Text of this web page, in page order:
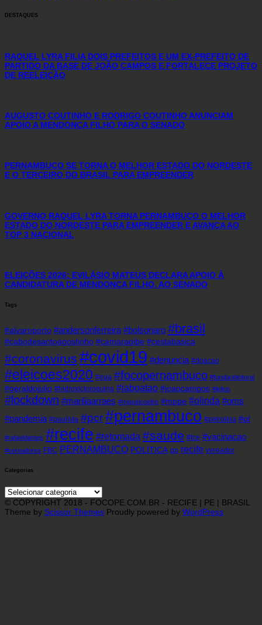
DESTAQUES
RAQUEL LYRA FILIA DOIS PREFEITOS E UM EX-PREFEITO DE
PARTIDO DA BASE DE JOÃO CAMPOS E FORTALECE PROJETO
DE REELEIÇÃO
AUGUSTO COUTINHO E RODRIGO COUTINHO ANUNCIAM
APOIO A MENDONÇA FILHO PARA O SENADO
PERNAMBUCO SE TORNA O MELHOR ESTADO DO NORDESTE
E O TERCEIRO DO BRASIL PARA EMPREENDER
GOVERNO RAQUEL LYRA TORNA PERNAMBUCO O MELHOR
ESTADO DO NORDESTE PARA EMPREENDER E AVANÇA AO
TOP 3 NACIONAL
ELEIÇÕES 2026: EVILÁSIO MATEUS DECLARA APOIO À
CANDIDATURA DE MENDONÇA FILHO, AO SENADO
Tags
#alvaroporto #andersonferreira #bolsonaro #brasil
#cabodesantoagostinho #camaragibe #cestabasica
#coronavirus #covid19 #denuncia #doacao
#eleicoes2020 #eua #focopernambuco #fundaoeleitoral
#geraldojulio #hidroxicloroquina #jaboatao #joaocampos #leitos
#lockdown #mariliaarraes #miguelcoelho #mppe #olinda #oms
#pandemia #paulista #pcr#pernambuco #petrolina #pt
#rafaeldantas #recife #retomada #saude #tce #vacinacao
#vereadores FBC PERNAMBUCO POLÍTICA pp recife vereador
Categorias
Categorias
© COPYRIGHT 2018 - FOCOPE.COM.BR - RECIFE | PE | BRASIL
Theme by Scissor Themes Proudly powered by WordPress